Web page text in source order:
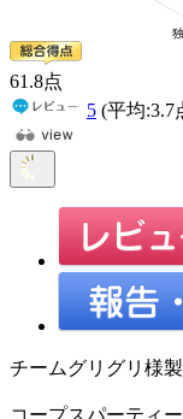
61 .8点
5 (平均:3.7
チームグリグリ様
コープスパーティ